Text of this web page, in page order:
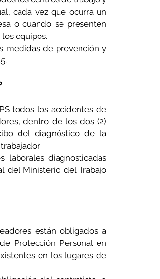
cada vez que ocurra un
o cuando se presenten
equipos.
medidas de prevención y
todos los accidentes de
dentro de los dos (2)
del diagnóstico de la
laborales diagnosticadas
del Ministerio del Trabajo
están obligados a
Protección Personal en
en los lugares de